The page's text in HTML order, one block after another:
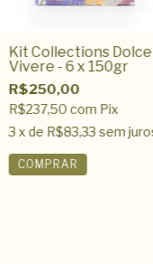
Kit Collections Dolce
Vivere - 6 x 150gr
R$250,00
R$237,50 com Pix
3 x de R$83,33 sem